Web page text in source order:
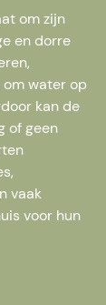
om zijn
en dorre
om water op
kan de
of geen
vaak
voor hun